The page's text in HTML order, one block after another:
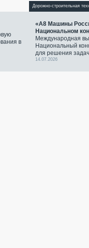
в
Дорожно-строительная
«А8 Машины
Национальном
Международная
Национальный
для решения
14.07.2026